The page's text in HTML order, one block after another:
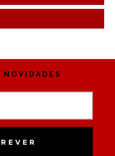
NOVIDADES